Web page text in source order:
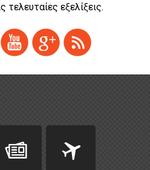
τελευταίες εξελίξεις.